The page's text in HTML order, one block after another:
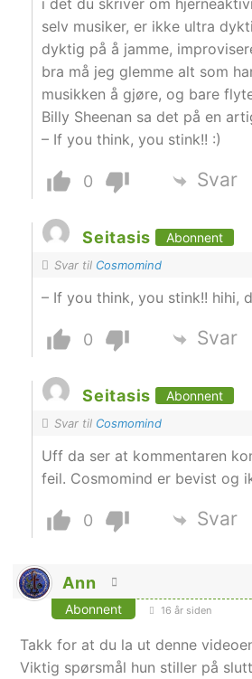
selv musiker, er ikke ultra
dyktig på å jamme,
bra må jeg glemme alt som
musikken å gjøre, og bare
Billy Sheenan sa det på en
– If you think, you stink!! :)
0 Svar
Seitasis Abonnent
Svar til Cosmomind
– If you think, you stink!! hihi,
0 Svar
Seitasis Abonnent
Svar til Cosmomind
Uff da ser at kommentaren
feil. Cosmomind er bevist og
0 Svar
Ann
Abonnent 16 år siden
Takk for at du la ut denne
Viktig spørsmål hun stiller på